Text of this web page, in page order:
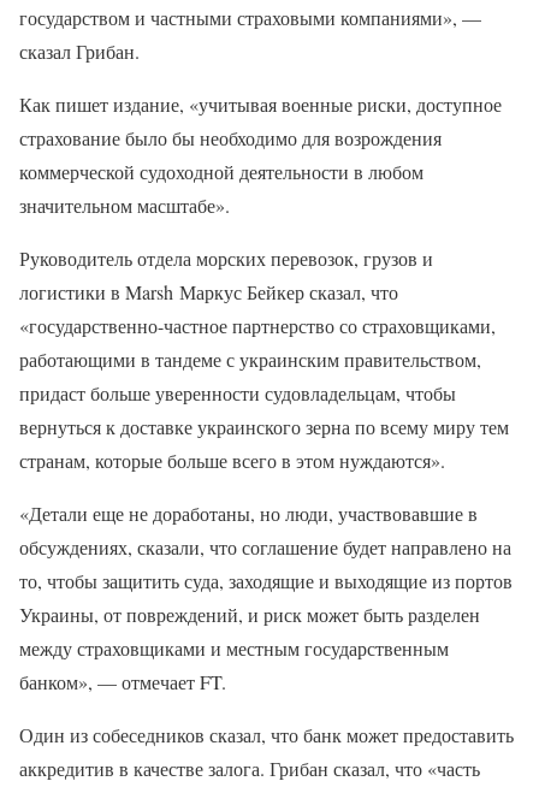
государством и частными страховыми компаниями», —
сказал Грибан.
Как пишет издание, «учитывая военные риски, доступное
страхование было бы необходимо для возрождения
коммерческой судоходной деятельности в любом
значительном масштабе».
Руководитель отдела морских перевозок, грузов и
логистики в Marsh Маркус Бейкер сказал, что
«государственно-частное партнерство со страховщиками,
работающими в тандеме с украинским правительством,
придаст больше уверенности судовладельцам, чтобы
вернуться к доставке украинского зерна по всему миру тем
странам, которые больше всего в этом нуждаются».
«Детали еще не доработаны, но люди, участвовавшие в
обсуждениях, сказали, что соглашение будет направлено на
то, чтобы защитить суда, заходящие и выходящие из портов
Украины, от повреждений, и риск может быть разделен
между страховщиками и местным государственным
банком», — отмечает FT.
Один из собеседников сказал, что банк может предоставить
аккредитив в качестве залога. Грибан сказал, что «часть